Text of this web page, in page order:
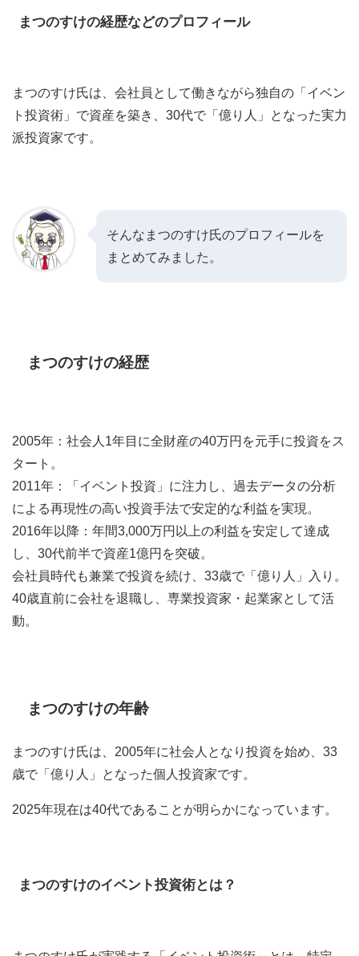
まつのすけの経歴などのプロフィール
まつのすけ氏は、会社員として働きながら独自の「イベン
ト投資術」で資産を築き、30代で「億り人」となった実力
派投資家です。
そんなまつのすけ氏のプロフィールを
まとめてみました。
まつのすけの経歴
2005年：社会人1年目に全財産の40万円を元手に投資をス
タート。
2011年：「イベント投資」に注力し、過去データの分析
による再現性の高い投資手法で安定的な利益を実現。
2016年以降：年間3,000万円以上の利益を安定して達成
し、30代前半で資産1億円を突破。
会社員時代も兼業で投資を続け、33歳で「億り人」入り。
40歳直前に会社を退職し、専業投資家・起業家として活
動。
まつのすけの年齢
まつのすけ氏は、2005年に社会人となり投資を始め、33
歳で「億り人」となった個人投資家です。
2025年現在は40代であることが明らかになっています。
まつのすけのイベント投資術とは？